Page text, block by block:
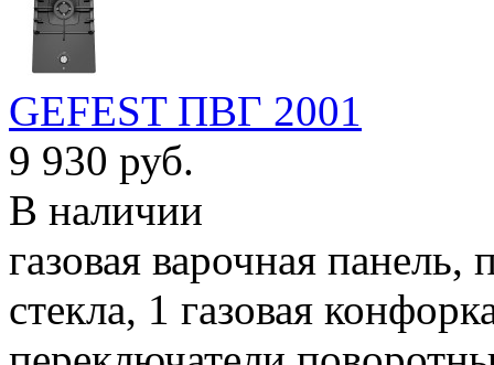
GEFEST ПВГ 2001
9 930 руб.
В наличии
газовая варочная панель,
стекла, 1 газовая